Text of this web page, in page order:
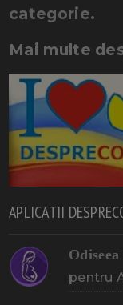
categorie.
Mai multe
APLICATII
pentru